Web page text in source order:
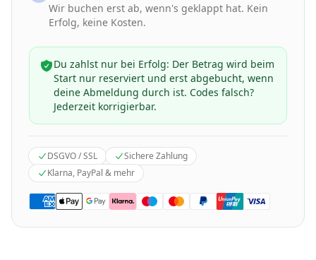
Wir buchen erst ab, wenn's geklappt hat. Kein
Erfolg, keine Kosten.
Du zahlst nur bei Erfolg: Der Betrag wird beim
Start nur reserviert und erst abgebucht, wenn
deine Abmeldung durch ist. Codes falsch?
Jederzeit korrigierbar.
DSGVO / SSL
Sichere Zahlung
Klarna, PayPal & mehr